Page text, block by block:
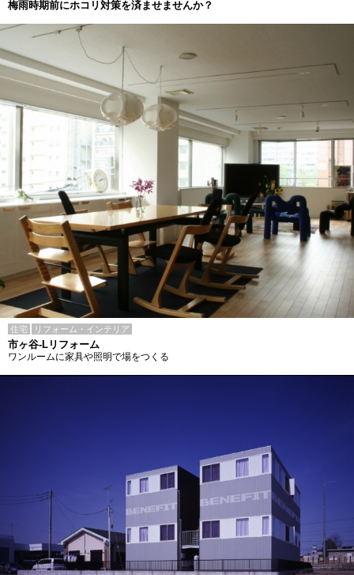
梅雨時期前にホコリ対策を済ませませんか？
住宅 リフォーム・インテリア
市ヶ谷-Lリフォーム
ワンルームに家具や照明で場をつくる